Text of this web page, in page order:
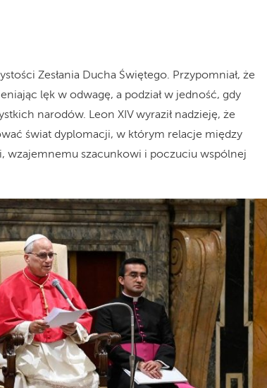
Zesłania Ducha Świętego. Przypomniał, że
lęk w odwagę, a podział w jedność, gdy
narodów. Leon XIV wyraził nadzieję, że
świat dyplomacji, w którym relacje między
wzajemnemu szacunkowi i poczuciu wspólnej